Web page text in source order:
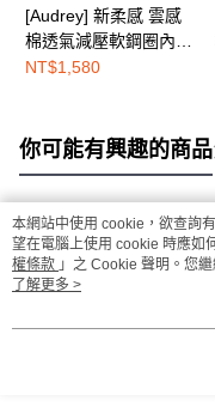
[Audrey] 新柔感 雲感
棉透氣減壓軟鋼圈內
衣-珍珠光白
NT$1,580
你可能有興趣的商品
熱門標籤
本網站中使用 cookie，欲查詢
望在電腦上使用 cookie 時應如
權條款 」之 Cookie 聲明。您
用條款之 Cookie 聲明使用
了解更多 >